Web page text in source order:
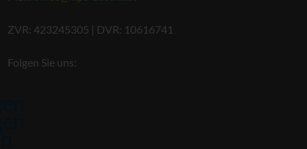
ZVR: 423245305 | DVR: 10616741
Folgen Sie uns: